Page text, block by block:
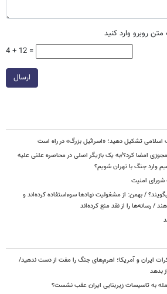
روبرو وارد کنید
4 + 12 =
ارسال
تشکیل دهید؛ «اسرائیل بزرگ» در راه است
مجوزی امضا کرد؟/به یک بازیگر اصلی در محاصره علنی علیه
وارد جنگ با تهران شویم؟
شورای امنیت
/ بهمن: از مشغولیت نهادها سوءاستفاده کرده‌اند و
/ رسانه‌ها را از نقد منع کرده‌اند
ایران و آمریکا؛ اهرم‌های جنگ را مفت از دست ندهید/
بدهد
به تاسیسات زیربنایی ایران عقب نشست؟